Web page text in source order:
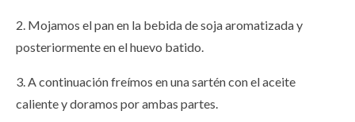
2. Mojamos el pan en la bebida de soja aromatizada y
posteriormente en el huevo batido.
3. A continuación freímos en una sartén con el aceite
caliente y doramos por ambas partes.